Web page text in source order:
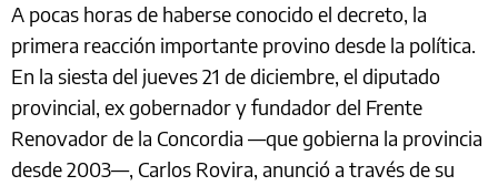
A pocas horas de haberse conocido el decreto, la
primera reacción importante provino desde la política.
En la siesta del jueves 21 de diciembre, el diputado
provincial, ex gobernador y fundador del Frente
Renovador de la Concordia —que gobierna la provincia
desde 2003—, Carlos Rovira, anunció a través de su